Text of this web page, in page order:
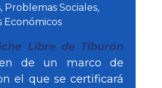
Problemas Sociales
Económicos
Libre de Tiburón
de un marco de
el que se certificará